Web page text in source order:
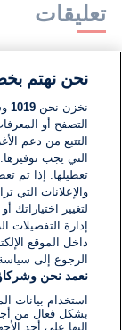
تعليقات
لا توجد
اكتب
نحن نهتم
نخزن نحن1019
التصفح أو
التتبع من دعم
التي يجب
تعطيلها. إذا تم
والإعلانات التي
لتغيير
إدارة
داخل الموقع
الرجوع إلى
نعمد نحن
استخدام بيانات
بشكل فعال من
إليها على أحد